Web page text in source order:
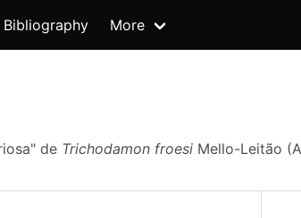
Bibliography More
de Trichodamon froesi Mello-Leitão